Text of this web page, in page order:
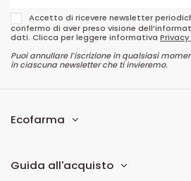
Accetto di ricevere newsletter
confermo di aver preso visione
dati. Clicca per leggere informativa
Puoi annullare l’iscrizione in qualsiasi
in ciascuna newsletter che ti invieremo.
Ecofarma
Guida all'acquisto